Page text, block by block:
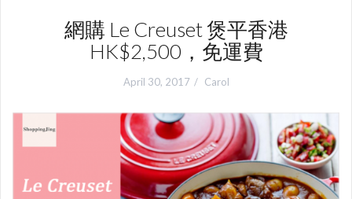
網購 Le Creuset 煲平香港
HK$2,500，免運費
April 30, 2017 Carol